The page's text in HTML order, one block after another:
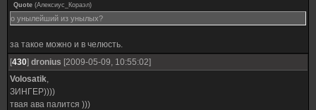
Quote (Алексиус_Кораэл)
о унылейший из унылых?
за такое можно и в челюсть.
[430] dronius [2009-05-09, 10:55:02]
Volosatik,
ЗИНГЕР))))
твая ава палится )))